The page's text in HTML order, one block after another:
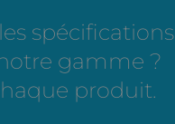
spécifications
gamme ?
produit.